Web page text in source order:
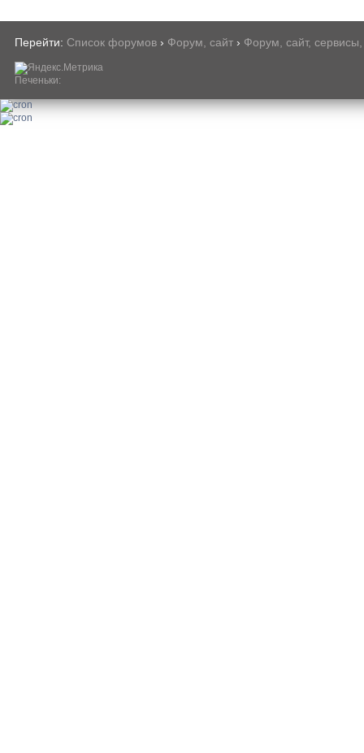
Перейти: Список форумов › Форум, сайт › Форум, сайт,
Печеньки: